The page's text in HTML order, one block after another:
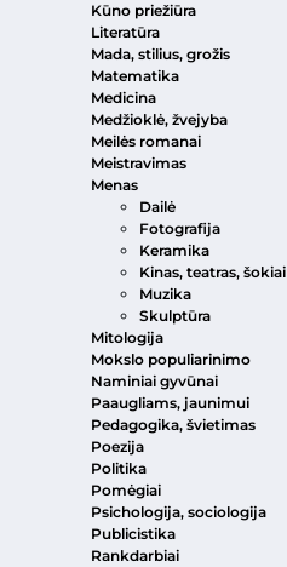
Kūno priežiūra
Literatūra
Mada, stilius, grožis
Matematika
Medicina
Medžioklė, žvejyba
Meilės romanai
Meistravimas
Menas
Dailė
Fotografija
Keramika
Kinas, teatras, šokiai
Muzika
Skulptūra
Mitologija
Mokslo populiarinimo
Naminiai gyvūnai
Paaugliams, jaunimui
Pedagogika, švietimas
Poezija
Politika
Pomėgiai
Psichologija, sociologija
Publicistika
Rankdarbiai